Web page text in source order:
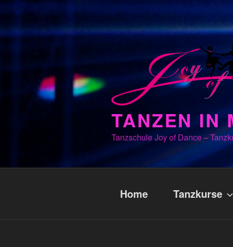
Zum
Inhalt
springen
TANZEN IN
Tanzschule Joy of Dance –
Home Tanzkurse